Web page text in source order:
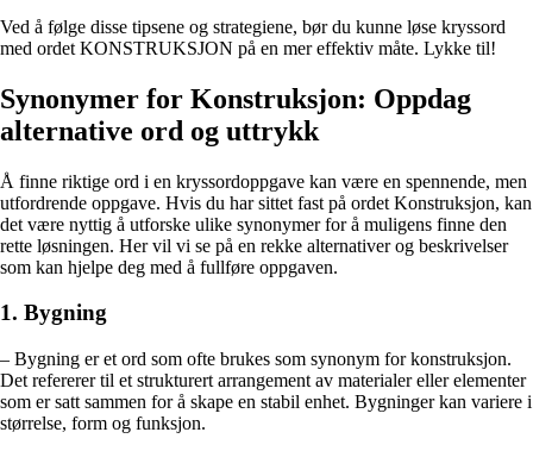
Ved å følge disse tipsene og strategiene, bør du kunne løse kryssord
med ordet KONSTRUKSJON på en mer effektiv måte. Lykke til!
Synonymer for Konstruksjon: Oppdag
alternative ord og uttrykk
Å finne riktige ord i en kryssordoppgave kan være en spennende, men
utfordrende oppgave. Hvis du har sittet fast på ordet Konstruksjon, kan
det være nyttig å utforske ulike synonymer for å muligens finne den
rette løsningen. Her vil vi se på en rekke alternativer og beskrivelser
som kan hjelpe deg med å fullføre oppgaven.
1. Bygning
– Bygning er et ord som ofte brukes som synonym for konstruksjon.
Det refererer til et strukturert arrangement av materialer eller elementer
som er satt sammen for å skape en stabil enhet. Bygninger kan variere i
størrelse, form og funksjon.